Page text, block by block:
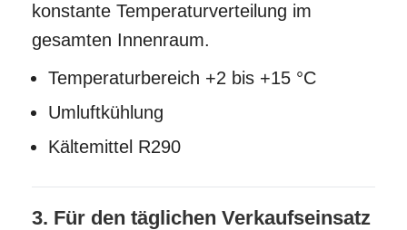
konstante Temperaturverteilung im
gesamten Innenraum.
Temperaturbereich +2 bis +15 °C
Umluftkühlung
Kältemittel R290
3. Für den täglichen Verkaufseinsatz